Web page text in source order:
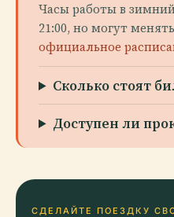
Часы работы в
21:00, но могут
официальное
Сколько стоят
Доступен ли
СДЕЛАЙТЕ ПОЕЗДКУ